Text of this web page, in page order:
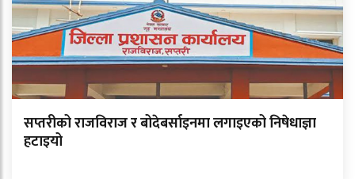
सप्तरीको राजविराज र बोदेबर्साइनमा लगाइएको निषेधाज्ञा
हटाइयो